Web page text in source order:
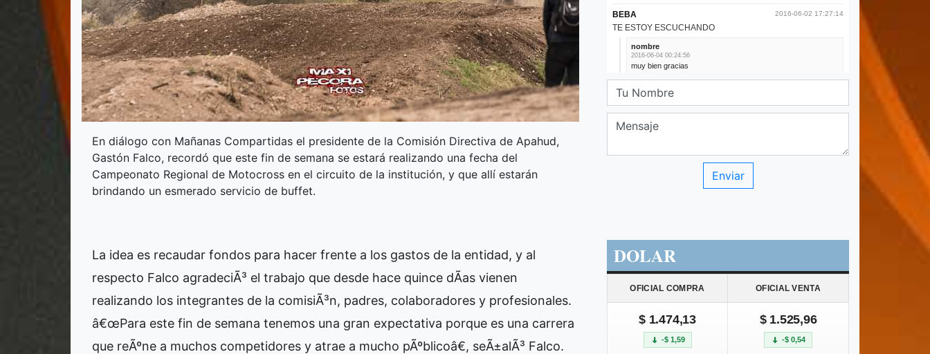
En diálogo con Mañanas Compartidas el presidente de la Comisión Directiva de Apahud,
Gastón Falco, recordó que este fin de semana se estará realizando una fecha del
Campeonato Regional de Motocross en el circuito de la institución, y que allí estarán
brindando un esmerado servicio de buffet.
La idea es recaudar fondos para hacer frente a los gastos de la entidad, y al
respecto Falco agradeciÃ³ el trabajo que desde hace quince dÃ­as vienen
realizando los integrantes de la comisiÃ³n, padres, colaboradores y profesionales.
â€œPara este fin de semana tenemos una gran expectativa porque es una carrera
que reÃºne a muchos competidores y atrae a mucho pÃºblicoâ€, seÃ±alÃ³ Falco.
DOLAR
OFICIAL COMPRA OFICIAL VENTA
$ 1.474,13
-$ 1,59
$ 1.525,96
-$ 0,54